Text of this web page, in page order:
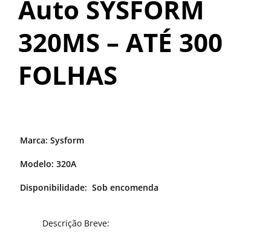
OUTROS PRODUTOS
Auto SYSFORM
320MS – ATÉ 300
FOLHAS
Marca: Sysform
Modelo: 320A
Disponibilidade: Sob encomenda
Descrição Breve: